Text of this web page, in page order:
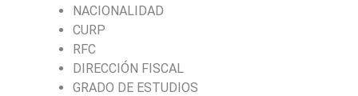
NACIONALIDAD
CURP
RFC
DIRECCIÓN FISCAL
GRADO DE ESTUDIOS